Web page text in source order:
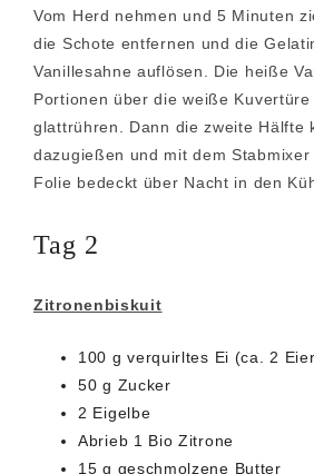
Vom Herd nehmen und 5 Minuten
die Schote entfernen und die
Vanillesahne auflösen. Die heiße
Portionen über die weiße Kuvertüre
glattrühren. Dann die zweite Hälfte
dazugießen und mit dem
Folie bedeckt über Nacht in den
Tag 2
Zitronenbiskuit
100 g verquirltes Ei (ca. 2
50 g Zucker
2 Eigelbe
Abrieb 1 Bio Zitrone
15 g geschmolzene Butter